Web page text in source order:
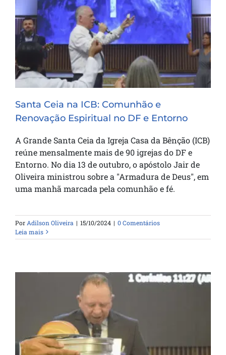
Santa Ceia na ICB: Comunhão e
Renovação Espiritual no DF e Entorno
Santa Ceia na ICB: Comunhão e
Renovação Espiritual no DF e Entorno
A Grande Santa Ceia da Igreja Casa da Bênção (ICB)
reúne mensalmente mais de 90 igrejas do DF e
Entorno. No dia 13 de outubro, o apóstolo Jair de
Oliveira ministrou sobre a "Armadura de Deus", em
uma manhã marcada pela comunhão e fé.
Por Adilson Oliveira | 15/10/2024 | 0 Comentários
Leia mais
Mais Santa Ceia maravilhosa